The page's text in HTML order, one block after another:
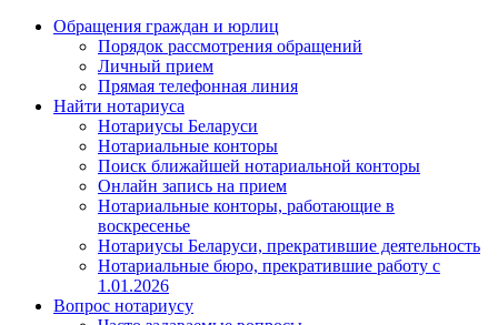
Обращения граждан и юрлиц
Порядок рассмотрения обращений
Личный прием
Прямая телефонная линия
Найти нотариуса
Нотариусы Беларуси
Нотариальные конторы
Поиск ближайшей нотариальной конторы
Онлайн запись на прием
Нотариальные конторы, работающие в
воскресенье
Нотариусы Беларуси, прекратившие деятельность
Нотариальные бюро, прекратившие работу с
1.01.2026
Вопрос нотариусу